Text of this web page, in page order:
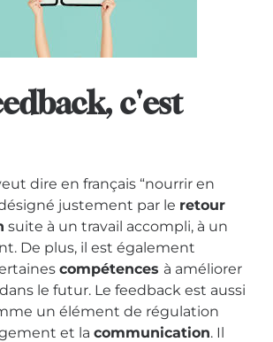
c'est
dire en français “nourrir en
justement par le retour
suite à un travail accompli, à un
De plus, il est également
compétences à améliorer
le futur. Le feedback est aussi
un élément de régulation
et la communication. Il